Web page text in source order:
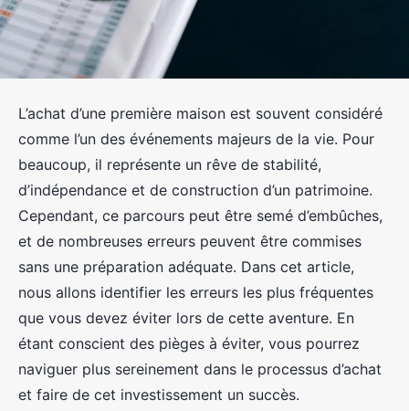
L’achat d’une première maison est souvent considéré
comme l’un des événements majeurs de la vie. Pour
beaucoup, il représente un rêve de stabilité,
d’indépendance et de construction d’un patrimoine.
Cependant, ce parcours peut être semé d’embûches,
et de nombreuses erreurs peuvent être commises
sans une préparation adéquate. Dans cet article,
nous allons identifier les erreurs les plus fréquentes
que vous devez éviter lors de cette aventure. En
étant conscient des pièges à éviter, vous pourrez
naviguer plus sereinement dans le processus d’achat
et faire de cet investissement un succès.